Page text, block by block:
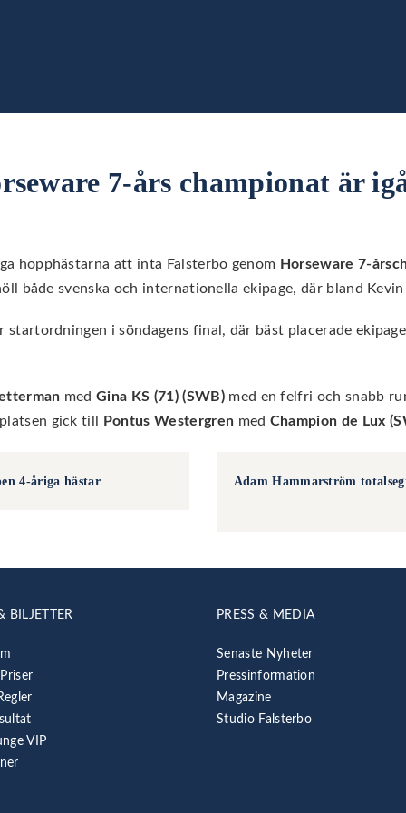
7-års championat är
hopphästarna att inta Falsterbo genom Horseware 7-
både svenska och internationella ekipage, där bland
startordningen i söndagens final, där bäst placerade
medGina KS (71) (SWB)med en felfri och snabb
gick till
Pontus Westergren med Champion de Lux
4-åriga hästar Adam Hammarström
BILJETTER
VIP
PRESS & MEDIA
Senaste Nyheter
Pressinformation
Magazine
Studio Falsterbo